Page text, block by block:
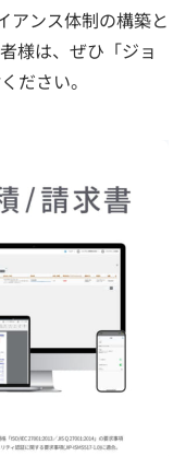
アンス体制の構築と
様は、ぜひ「ジョ
ださい。